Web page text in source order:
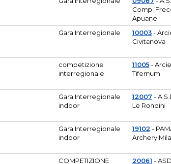
Comp.
Apuane
Gara Interregionale 10003-
Civitanova
competizione
interregionale
11005-
Tifernum
Gara Interregionale
indoor
12007 -
Le Rondini
Gara Interregionale
indoor
19102 -
Archery
COMPETIZIONE
20061 -